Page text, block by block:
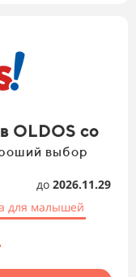
OLDOS со
выбор
до 2026.11.29
для малышей